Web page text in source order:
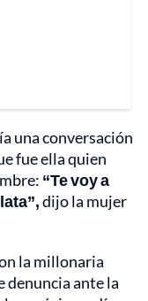
una conversación
fue ella quien
“Te voy a
dijo la mujer
la millonaria
denuncia ante la